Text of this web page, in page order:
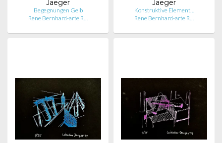
Jaeger
Begegnungen Gelb
Rene Bernhard-arte R…
Jaeger
Konstruktive Element…
Rene Bernhard-arte R…